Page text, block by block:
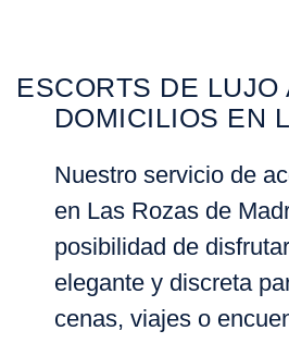
ESCORTS DE LUJO
DOMICILIOS EN
Nuestro servicio de
en Las Rozas de
posibilidad de
elegante y discreta
cenas, viajes o